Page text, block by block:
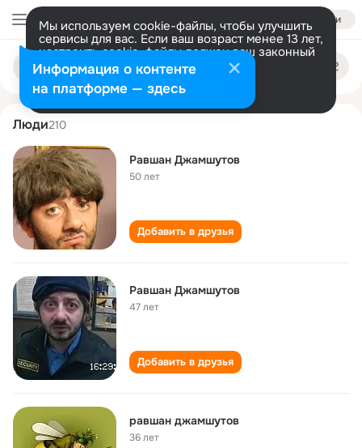
Войти
Мы используем cookie-файлы, чтобы улучшить
сервисы для вас. Если ваш возраст менее 13 лет,
настроить cookie-файлы должен ваш законный
представитель. Больше информации
Разрешить все Настроить
Поиск
людям
ravshan dzhamshutov
Люди210
Равшан Джамшутов
50 лет
Добавить в друзья
Равшан Джамшутов
47 лет
Добавить в друзья
равшан джамшутов
36 лет
Информация о контенте
на платформе — здесь